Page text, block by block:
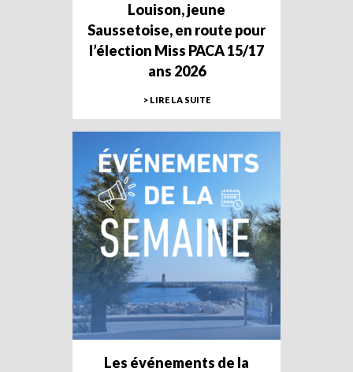
Louison, jeune
Saussetoise, en route pour
l’élection Miss PACA 15/17
ans 2026
> LIRE LA SUITE
Les événements de la